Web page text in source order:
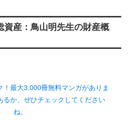
資産：鳥山明先生の財産概
！最大3,000冊無料マンガがありま
るか、ぜひチェックしてください
ね。